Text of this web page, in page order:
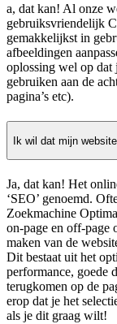
a, dat kan! Al onze
gebruiksvriendelijk
gemakkelijkst in
afbeeldingen
oplossing wel op dat
gebruiken aan de
pagina’s etc).
Ik wil dat mijn
Ja, dat kan! Het
‘SEO’ genoemd.
Zoekmachine
on-page en off-page
maken van de
Dit bestaat uit het
performance, goede
terugkomen op de
erop dat je het
als je dit graag wilt!